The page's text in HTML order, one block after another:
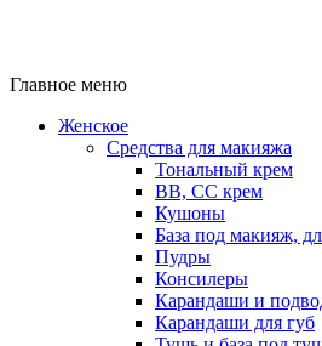
Главное меню
Женское
Средства для макияжа
Тональный крем
BB, CC крем
Кушоны
База под макияж,
Пудры
Консилеры
Карандаши и
Карандаши для губ